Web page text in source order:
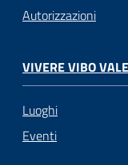
Autorizzazioni
VIVERE VIBO
Luoghi
Eventi